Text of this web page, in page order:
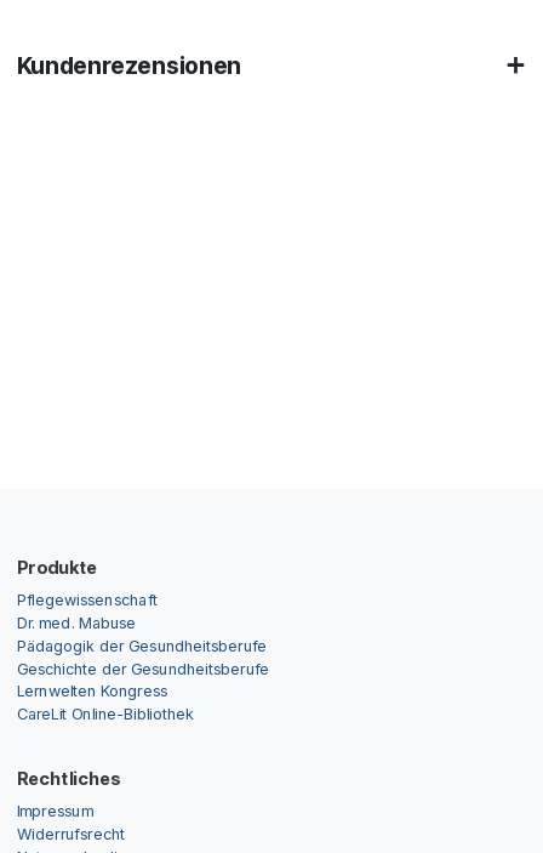
Kundenrezensionen
Produkte
Pflegewissenschaft
Dr. med. Mabuse
Pädagogik der Gesundheitsberufe
Geschichte der Gesundheitsberufe
Lernwelten Kongress
CareLit Online-Bibliothek
Rechtliches
Impressum
Widerrufsrecht